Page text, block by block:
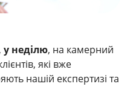
у неділю, на камерний
які вже
нашій експертизі та